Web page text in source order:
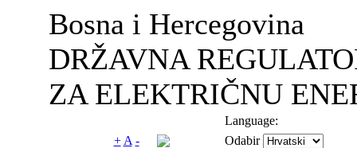
Bosna i Hercegovina
DRŽAVNA
ZA ELEKTRIČNU
Language:
+ A - Odabir